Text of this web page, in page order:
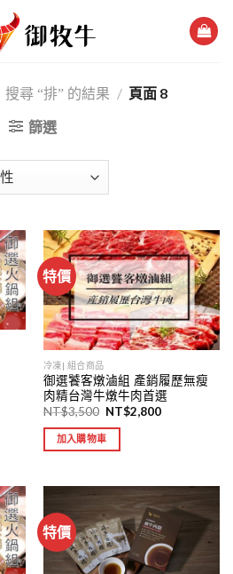
搜尋 “排” 的結果 / 頁面 8
篩選
特價
冷凍| 組合商品
御選饕客燉滷組 產銷履歷無瘦
肉精台灣牛燉牛肉首選
NT$3,500 NT$2,800
加入購物車
特價